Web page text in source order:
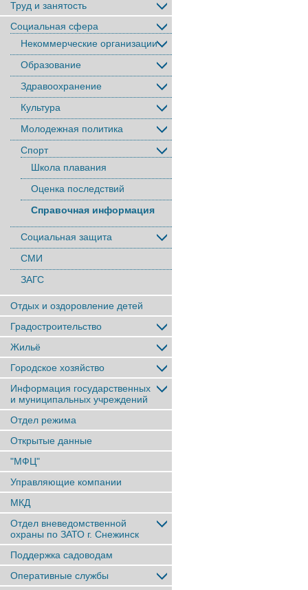
Труд и занятость
Социальная сфера
Некоммерческие организации
Образование
Здравоохранение
Культура
Молодежная политика
Спорт
Школа плавания
Оценка последствий
Справочная информация
Социальная защита
СМИ
ЗАГС
Отдых и оздоровление детей
Градостроительство
Жильё
Городское хозяйство
Информация государственных
и муниципальных учреждений
Отдел режима
Открытые данные
"МФЦ"
Управляющие компании
МКД
Отдел вневедомственной
охраны по ЗАТО г. Снежинск
Поддержка садоводам
Оперативные службы